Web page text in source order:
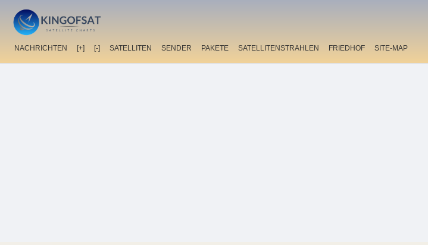
NACHRICHTEN [+] [-] SATELLITEN SENDER PAKETE SATELLITENSTRAHLEN FRIEDHOF SITE-MAP